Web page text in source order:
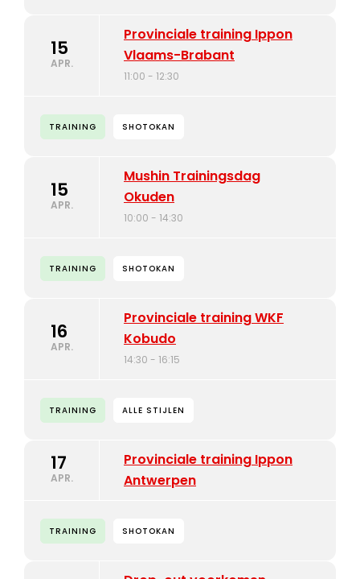
15
APR.
Provinciale training Ippon
Vlaams-Brabant
11:00 - 12:30
TRAINING SHOTOKAN
15
APR.
Mushin Trainingsdag
Okuden
10:00 - 14:30
TRAINING SHOTOKAN
16
APR.
Provinciale training WKF
Kobudo
14:30 - 16:15
TRAINING ALLE STIJLEN
17
APR.
Provinciale training Ippon
Antwerpen
TRAINING SHOTOKAN